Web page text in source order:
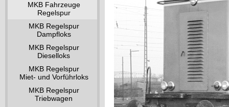
MKB Fahrzeuge
Regelspur
MKB Regelspur
Dampfloks
MKB Regelspur
Dieselloks
MKB Regelspur
Miet- und Vorführloks
MKB Regelspur
Triebwagen